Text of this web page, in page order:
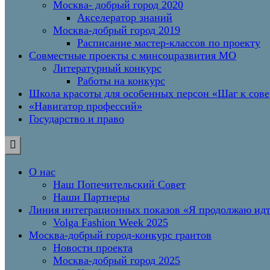
Москва- добрый город 2020
Акселератор знаний
Москва-добрый город 2019
Расписание мастер-классов по проекту
Совместные проекты с минсоцразвития МО
Литературный конкурс
Работы на конкурс
Школа красоты для особенных персон «Шаг к
«Навигатор профессий»
Государство и право
О нас
Наш Попечительский Совет
Наши Партнеры
Линия интеграционных показов «Я продолжаю
Volga Fashion Week 2025
Москва-добрый город-конкурс грантов
Новости проекта
Москва-добрый город 2025